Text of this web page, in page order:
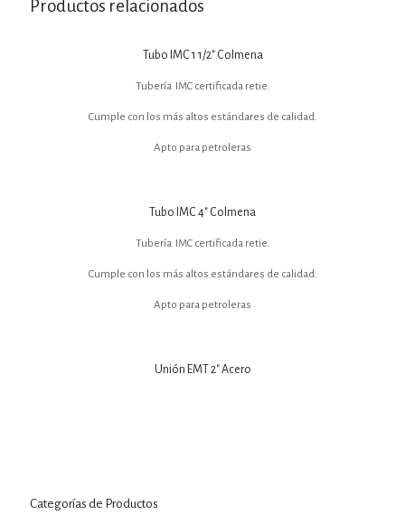
Productos relacionados
Tubo IMC 1 1/2″ Colmena
Tubería IMC certificada retie.
Cumple con los más altos estándares de calidad.
Apto para petroleras
Tubo IMC 4″ Colmena
Tubería IMC certificada retie.
Cumple con los más altos estándares de calidad.
Apto para petroleras
Unión EMT 2″ Acero
Categorías de Productos